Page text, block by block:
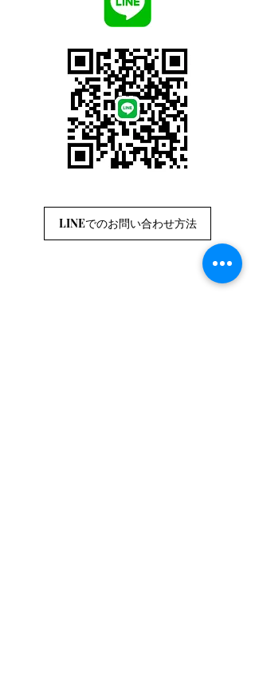
LINEでのお問い合わせ方法